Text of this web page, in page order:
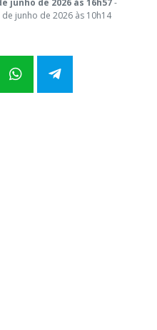
junho de 2026 às 16h57-
junho de 2026 às 10h14